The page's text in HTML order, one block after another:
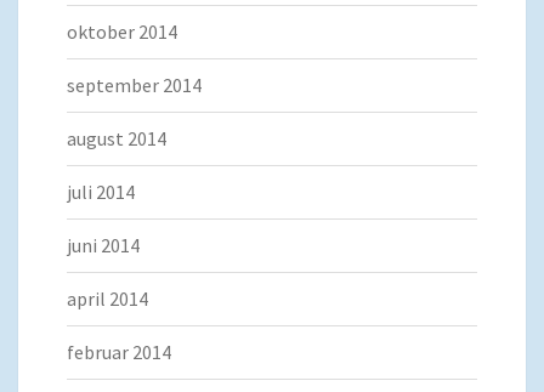
oktober 2014
september 2014
august 2014
juli 2014
juni 2014
april 2014
februar 2014